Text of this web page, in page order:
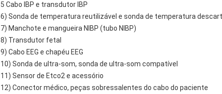
5 Cabo IBP e transdutor IBP
6) Sonda de temperatura reutilizável e sonda de temperatura
7) Manchote e mangueira NIBP (tubo NIBP)
8) Transdutor fetal
9) Cabo EEG e chapéu EEG
10) Sonda de ultra-som, sonda de ultra-som compatível
11) Sensor de Etco2 e acessório
12) Conector médico, peças sobressalentes do cabo do paciente